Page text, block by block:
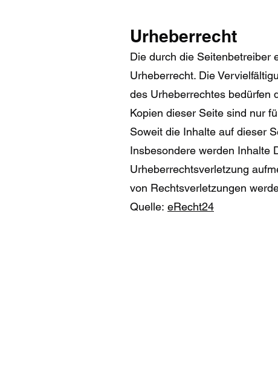
Urheberrecht
Die durch die Seitenbetreiber
Urheberrecht. Die
des Urheberrechtes bedürfen
Kopien dieser Seite sind nur
Soweit die Inhalte auf dieser
Insbesondere werden Inhalte
Urheberrechtsverletzung
von Rechtsverletzungen
Quelle: eRecht24